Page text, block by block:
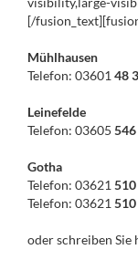
[/
Mühlhausen
Telefon: 03601 48
Leinefelde
Telefon: 03605
Gotha
Telefon: 03621
Telefon: 03621
oder schreiben Sie